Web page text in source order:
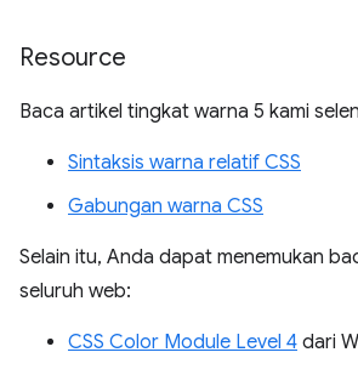
Resource
Baca artikel tingkat warna 5 kami
Sintaksis warna relatif CSS
Gabungan warna CSS
Selain itu, Anda dapat menemukan
seluruh web:
CSS Color Module Level 4 dari